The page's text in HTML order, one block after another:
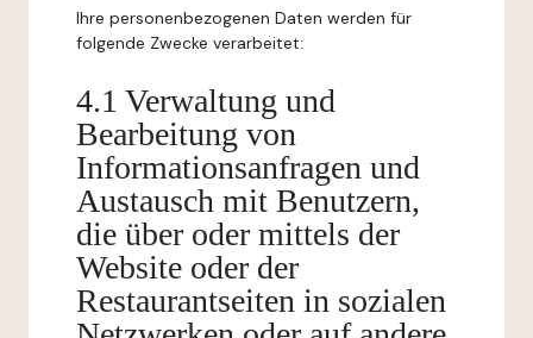
Ihre personenbezogenen Daten werden für
folgende Zwecke verarbeitet:
4.1 Verwaltung und
Bearbeitung von
Informationsanfragen und
Austausch mit Benutzern,
die über oder mittels der
Website oder der
Restaurantseiten in sozialen